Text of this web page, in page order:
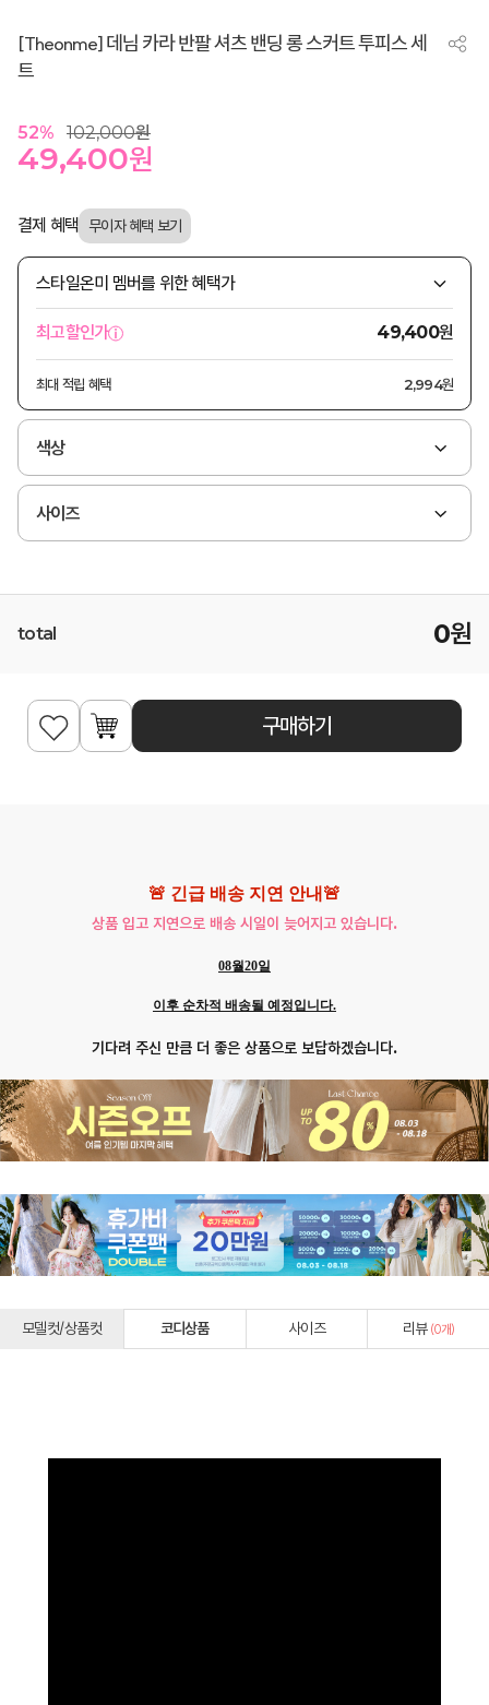
[Theonme] 데님 카라 반팔 셔츠 밴딩 롱 스커트 투피스 세
트
52% 102,000원
49,400원
결제 혜택
스타일온미 멤버를 위한 혜택가
최고할인가 49,400원
최대 적립 혜택 2,994원
색상
사이즈
total 0원
구매하기
🚨 긴급 배송 지연 안내🚨
상품 입고 지연으로 배송 시일이 늦어지고 있습니다.
08월20일
이후 순차적 배송될 예정입니다.
기다려 주신 만큼 더 좋은 상품으로 보답하겠습니다.
모델컷/상품컷 코디상품 사이즈 리뷰 (0개)